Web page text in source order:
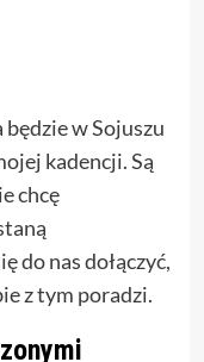
w Sojuszu
kadencji. Są
chcę
do nas dołączyć,
z tym poradzi.